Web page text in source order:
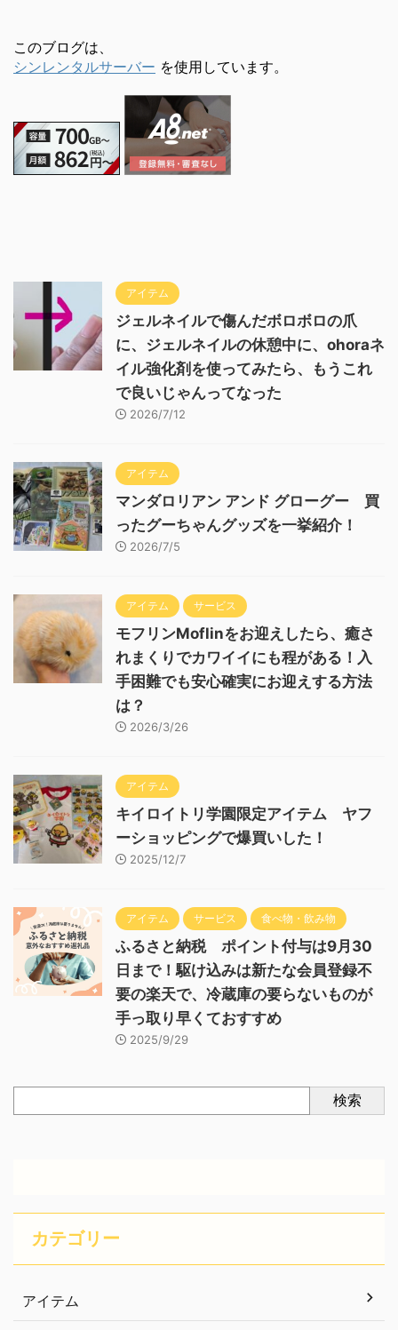
このブログは、
シンレンタルサーバー を使用しています。
アイテム
ジェルネイルで傷んだボロボロの爪
に、ジェルネイルの休憩中に、ohoraネ
イル強化剤を使ってみたら、もうこれ
で良いじゃんってなった
2026/7/12
アイテム
マンダロリアン アンド グローグー 買
ったグーちゃんグッズを一挙紹介！
2026/7/5
アイテム サービス
モフリンMoflinをお迎えしたら、癒さ
れまくりでカワイイにも程がある！入
手困難でも安心確実にお迎えする方法
は？
2026/3/26
アイテム
キイロイトリ学園限定アイテム ヤフ
ーショッピングで爆買いした！
2025/12/7
アイテム サービス 食べ物・飲み物
ふるさと納税 ポイント付与は9月30
日まで！駆け込みは新たな会員登録不
要の楽天で、冷蔵庫の要らないものが
手っ取り早くておすすめ
2025/9/29
検索
カテゴリー
アイテム